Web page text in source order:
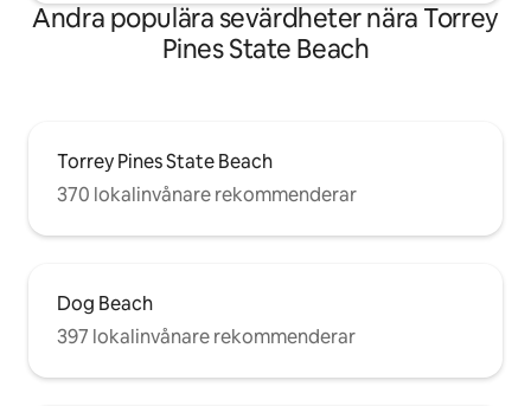
Andra populära sevärdheter nära Torrey
Pines State Beach
Torrey Pines State Beach
370 lokalinvånare rekommenderar
Dog Beach
397 lokalinvånare rekommenderar